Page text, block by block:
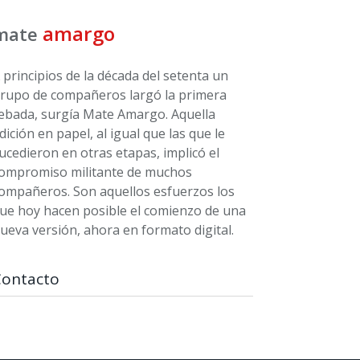
amargo
principios de la década del setenta un
de compañeros largó la primera
surgía Mate Amargo. Aquella
en papel, al igual que las que le
en otras etapas, implicó el
militante de muchos
Son aquellos esfuerzos los
hoy hacen posible el comienzo de una
versión, ahora en formato digital.